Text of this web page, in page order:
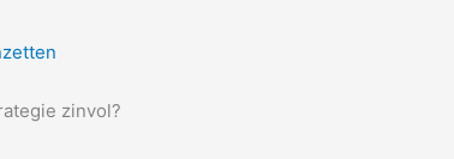
zinvol?